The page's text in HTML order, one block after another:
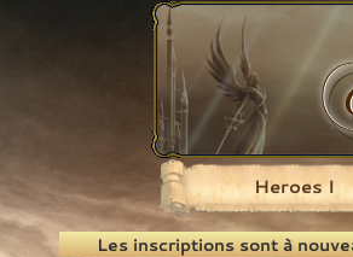
Recherche
Heroes I
Les inscriptions sont à